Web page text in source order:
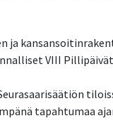
ja
VIII
tapahtumaa